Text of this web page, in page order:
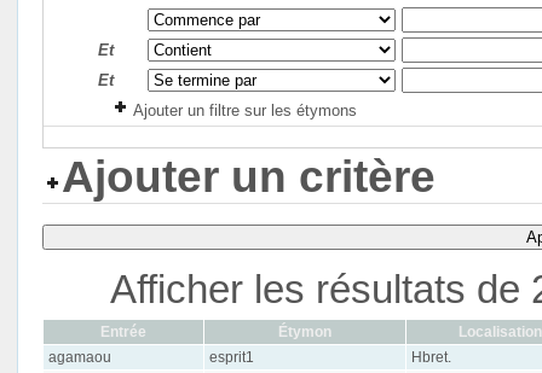
Et
Et
Ajouter un filtre sur les étymons
Ajouter un critère
Afficher les résultats de
Entrée Étymon
Localisation
agamaou
esprit1
Hbret.